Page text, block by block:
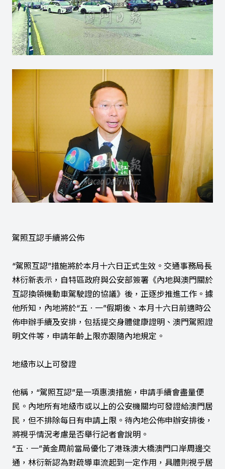
駕照互認手續將公佈
“駕照互認”措施將於本月十六日正式生效。交通事務局長
林衍新表示，自特區政府與公安部簽署《內地與澳門關於
互認換領機動車駕駛證的協議》後，正逐步推進工作。據
他所知，內地將於“五 · 一”假期後、本月十六日前適時公
佈申辦手續及安排，包括提交身體健康證明、澳門駕照證
明文件等，申請年齡上限亦跟隨內地規定。
地級市以上可發證
他稱，“駕照互認”是一項惠澳措施，申請手續會盡量便
民。內地所有地級市或以上的公安機關均可發證給澳門居
民，但不排除每日有申請上限。待內地公佈申辦安排後，
將視乎情況考慮是否舉行記者會說明。
“五 · 一”黃金周前當局優化了港珠澳大橋澳門口岸周邊交
通，林衍新認為對疏導車流起到一定作用，具體則視乎居